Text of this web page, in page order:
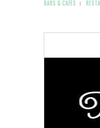
BARS & CAFÉS